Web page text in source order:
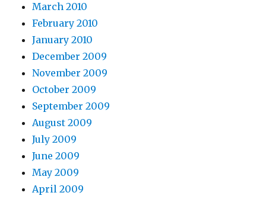
March 2010
February 2010
January 2010
December 2009
November 2009
October 2009
September 2009
August 2009
July 2009
June 2009
May 2009
April 2009